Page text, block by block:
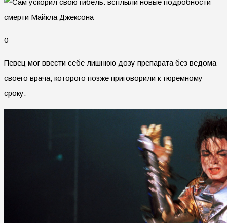
0
Певец мог ввести себе лишнюю дозу препарата без ведома
своего врача, которого позже приговорили к тюремному
сроку.